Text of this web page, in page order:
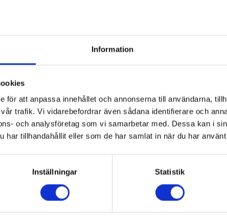
Information
för att anpassa innehållet och annonserna till användarna,
trafik. Vi vidarebefordrar även sådana identifierare och
och analysföretag som vi samarbetar med. Dessa kan i
har tillhandahållit eller som de har samlat in när du har
Inställningar Statistik
2025-10-31
Vinnande examensarbeten
examensarbeten som på något sätt
bidragit till att göra samhället mer
hållbart inom området VS (värme och
sanitet), VA (vatten och avlopp) och
examensarbeten som branschen valt till
vinnare.